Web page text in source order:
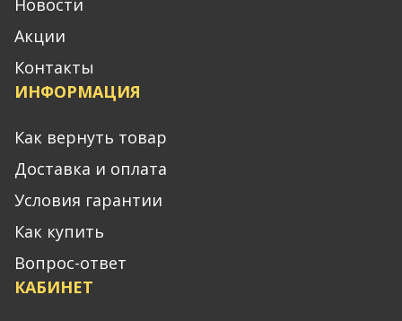
Новости
Акции
Контакты
ИНФОРМАЦИЯ
Как вернуть товар
Доставка и оплата
Условия гарантии
Как купить
Вопрос-ответ
КАБИНЕТ